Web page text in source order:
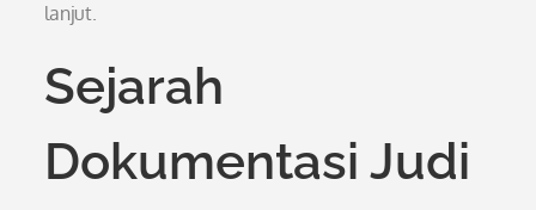
lanjut.
Sejarah
Dokumentasi Judi